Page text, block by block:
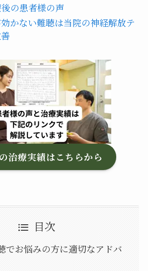
の患者様の声
かない難聴は当院の神経解放テ
治療実績はこちらから
目次
でお悩みの方に適切なアドバ